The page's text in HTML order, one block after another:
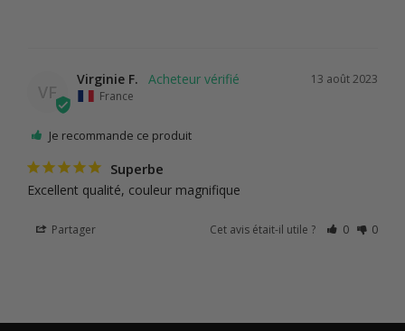
VF
13 août 2023
Virginie F.
France
Je recommande ce produit
Superbe
Excellent qualité, couleur magnifique
Partager Cet avis était-il utile ? 0 0